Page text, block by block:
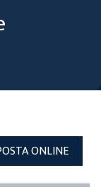
ONLINE